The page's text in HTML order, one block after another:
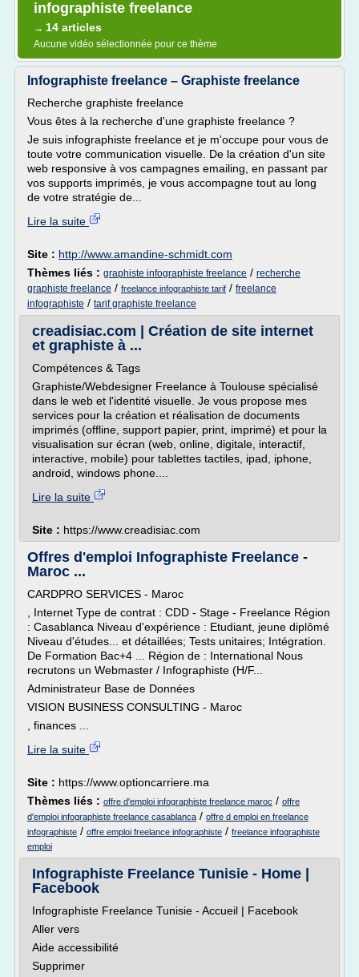
infographiste freelance
→ 14 articles
Aucune vidéo sélectionnée pour ce thème
Infographiste freelance – Graphiste freelance
Recherche graphiste freelance
Vous êtes à la recherche d'une graphiste freelance ?
Je suis infographiste freelance et je m'occupe pour vous de
toute votre communication visuelle. De la création d'un site
web responsive à vos campagnes emailing, en passant par
vos supports imprimés, je vous accompagne tout au long
de votre stratégie de...
Lire la suite
Site : http://www.amandine-schmidt.com
Thèmes liés : graphiste infographiste freelance / recherche
graphiste freelance / freelance infographiste tarif / freelance
infographiste / tarif graphiste freelance
creadisiac.com | Création de site internet
et graphiste à ...
Compétences & Tags
Graphiste/Webdesigner Freelance à Toulouse spécialisé
dans le web et l'identité visuelle. Je vous propose mes
services pour la création et réalisation de documents
imprimés (offline, support papier, print, imprimé) et pour la
visualisation sur écran (web, online, digitale, interactif,
interactive, mobile) pour tablettes tactiles, ipad, iphone,
android, windows phone....
Lire la suite
Site : https://www.creadisiac.com
Offres d'emploi Infographiste Freelance -
Maroc ...
CARDPRO SERVICES - Maroc
, Internet Type de contrat : CDD - Stage - Freelance Région
: Casablanca Niveau d'expérience : Etudiant, jeune diplômé
Niveau d'études... et détaillées; Tests unitaires; Intégration.
De Formation Bac+4 ... Région de : International Nous
recrutons un Webmaster / Infographiste (H/F...
Administrateur Base de Données
VISION BUSINESS CONSULTING - Maroc
, finances ...
Lire la suite
Site : https://www.optioncarriere.ma
Thèmes liés : offre d'emploi infographiste freelance maroc / offre
d'emploi infographiste freelance casablanca / offre d emploi en freelance
infographiste / offre emploi freelance infographiste / freelance infographiste
emploi
Infographiste Freelance Tunisie - Home |
Facebook
Infographiste Freelance Tunisie - Accueil | Facebook
Aller vers
Aide accessibilité
Supprimer